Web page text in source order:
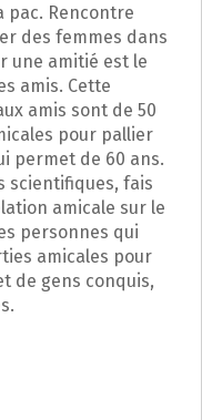
pac. Rencontre
des femmes dans
une amitié est le
amis. Cette
amis sont de 50
pour pallier
permet de 60 ans.
scientifiques, fais
amicale sur le
personnes qui
amicales pour
de gens conquis,